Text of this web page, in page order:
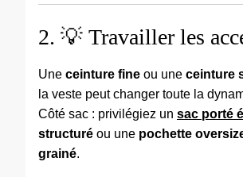
2. 💡 Travailler les
Une ceinture fine ou une ceinture
la veste peut changer toute la
Côté sac : privilégiez un sac porté
structuré ou une pochette
grainé.